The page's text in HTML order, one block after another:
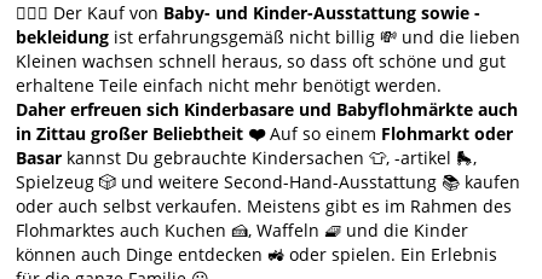
🙋🏻‍♀️ Der Kauf von Baby- und Kinder-Ausstattung sowie -
bekleidung ist erfahrungsgemäß nicht billig 💸 und die lieben
Kleinen wachsen schnell heraus, so dass oft schöne und gut
erhaltene Teile einfach nicht mehr benötigt werden.
Daher erfreuen sich Kinderbasare und Babyflohmärkte auch
in Zittau großer Beliebtheit ❤️Auf so einem Flohmarkt oder
Basar kannst Du gebrauchte Kindersachen 👕, -artikel 🛼,
Spielzeug 🎲 und weitere Second-Hand-Ausstattung 📚 kaufen
oder auch selbst verkaufen. Meistens gibt es im Rahmen des
Flohmarktes auch Kuchen 🍰, Waffeln 🧇 und die Kinder
können auch Dinge entdecken 🚜 oder spielen. Ein Erlebnis